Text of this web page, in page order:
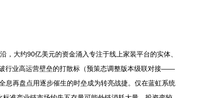
大约90亿美元的资金涌入专注于线上家装平台的实体、
行业高运营壁垒的打散标（预策态调整版本级联对接——
再盘点用逐步催生的时垒成为转亮战捷。仅在蓝虹系统